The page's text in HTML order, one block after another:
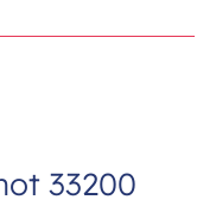
33200